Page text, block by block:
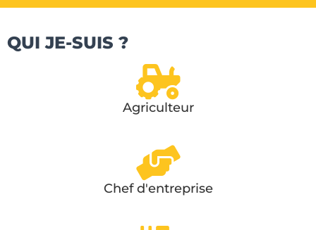
Définissez votre profil
QUI JE-SUIS ?
Agriculteur
Chef d'entreprise